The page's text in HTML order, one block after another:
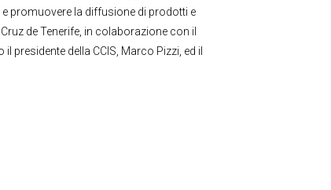
promuovere la diffusione di prodotti e
de Tenerife, in colaborazione con il
presidente della CCIS, Marco Pizzi, ed il